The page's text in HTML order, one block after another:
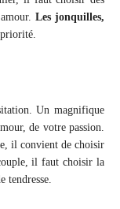
Les jonquilles,
Un magnifique
de votre passion.
il convient de choisir
il faut choisir la
tendresse.